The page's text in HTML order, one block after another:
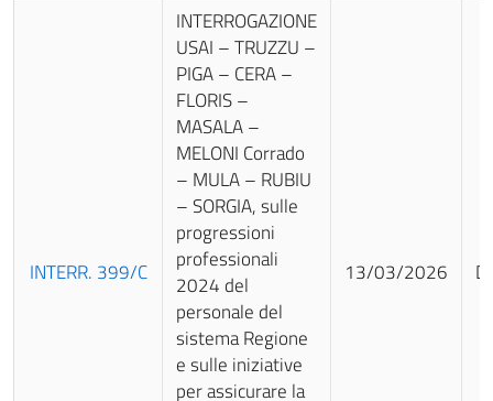
INTERR. 399/C
INTERROGAZIONE
USAI – TRUZZU –
PIGA – CERA –
FLORIS –
MASALA –
MELONI Corrado
– MULA – RUBIU
– SORGIA, sulle
progressioni
professionali
2024 del
personale del
sistema Regione
e sulle iniziative
per assicurare la
13/03/2026